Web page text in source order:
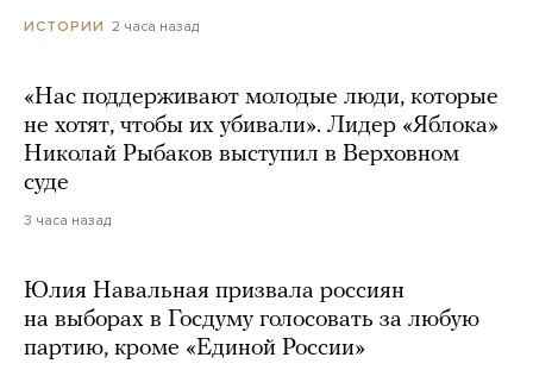
ИСТОРИИ 2 часа назад
«Нас поддерживают молодые люди, которые
не хотят, чтобы их убивали». Лидер «Яблока»
Николай Рыбаков выступил в Верховном
суде
3 часа назад
Юлия Навальная призвала россиян
на выборах в Госдуму голосовать за любую
партию, кроме «Единой России»